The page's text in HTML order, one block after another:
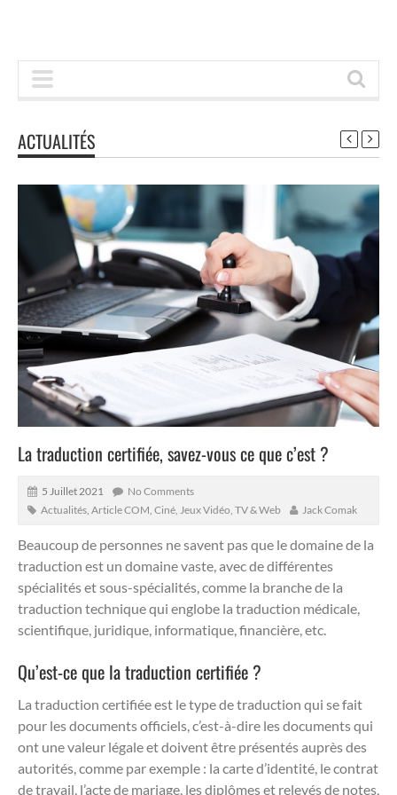
ACTUALITÉS
La traduction certifiée, savez-vous ce que c’est ?
5 Juillet 2021
No Comments
Actualités Article COM Ciné, Jeux Vidéo, TV & Web Jack Comak
Beaucoup de personnes ne savent pas que le domaine de la
traduction est un domaine vaste, avec de différentes
spécialités et sous-spécialités, comme la branche de la
traduction technique qui englobe la traduction médicale,
scientifique, juridique, informatique, financière, etc.
Qu’est-ce que la traduction certifiée ?
La traduction certifiée est le type de traduction qui se fait
pour les documents officiels, c’est-à-dire les documents qui
ont une valeur légale et doivent être présentés auprès des
autorités, comme par exemple : la carte d’identité, le contrat
de travail, l’acte de mariage, les diplômes et relevés de notes,